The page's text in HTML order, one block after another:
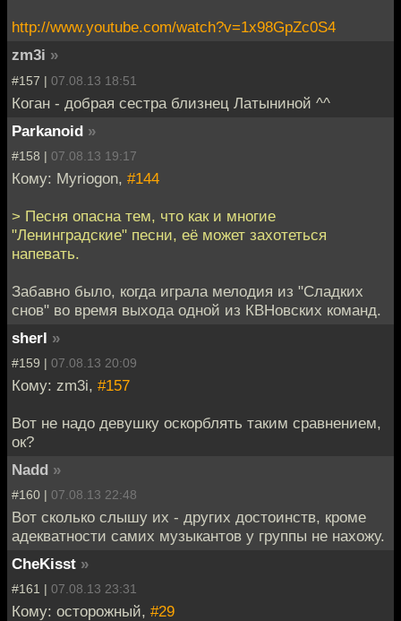
http://www.youtube.com/watch?v=1x98GpZc0S4
zm3i »
#157 | 07.08.13 18:51
Коган - добрая сестра близнец Латыниной ^^
Parkanoid »
#158 | 07.08.13 19:17
Кому: Myriogon, #144
> Песня опасна тем, что как и многие
"Ленинградские" песни, её может захотеться
напевать.
Забавно было, когда играла мелодия из "Сладких
снов" во время выхода одной из КВНовских команд.
sherl »
#159 | 07.08.13 20:09
Кому: zm3i, #157
Вот не надо девушку оскорблять таким сравнением,
ок?
Nadd »
#160 | 07.08.13 22:48
Вот сколько слышу их - других достоинств, кроме
адекватности самих музыкантов у группы не нахожу.
CheKisst »
#161 | 07.08.13 23:31
Кому: осторожный, #29